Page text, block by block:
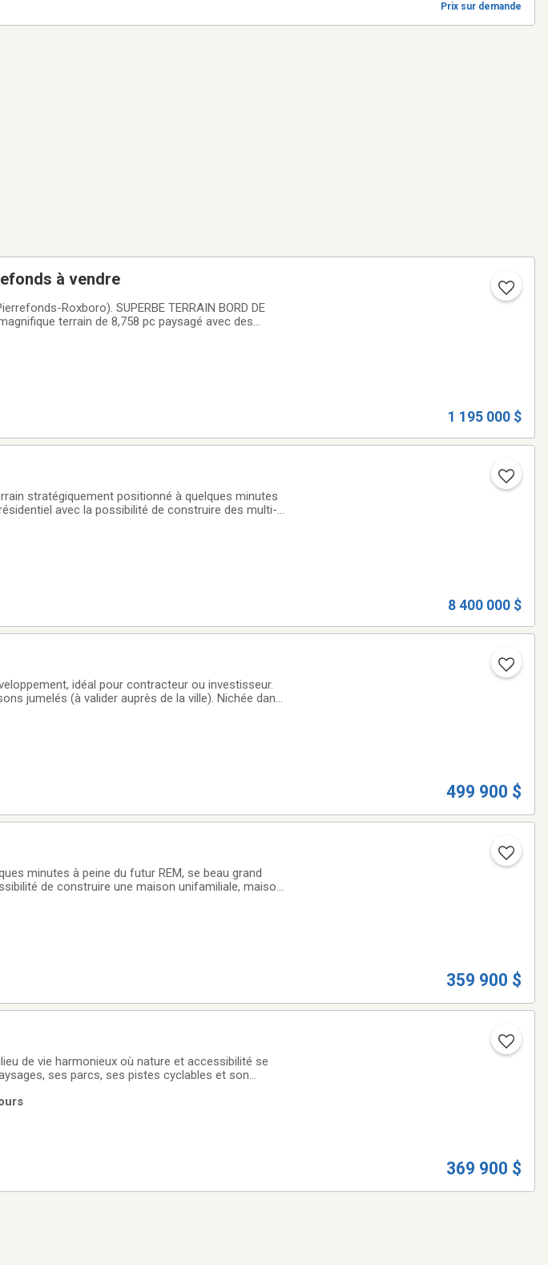
Prix sur demande
à vendre
Roxboro). SUPERBE TERRAIN BORD DE
terrain de 8,758 pc paysagé avec des
1 195 000 $
stratégiquement positionné à quelques minutes
8 400 000 $
idéal pour contracteur ou investisseur.
jumelés (à valider auprès de la ville). Nichée dans
499 900 $
minutes à peine du futur REM, se beau grand
de construire une maison unifamiliale, maison
359 900 $
de vie harmonieux où nature et accessibilité se
ses parcs, ses pistes cyclables et son
369 900 $